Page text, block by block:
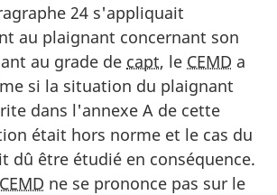
24 s'appliquait
au plaignant concernant son
au grade de capt, le CEMD a
si la situation du plaignant
dans l'annexe A de cette
était hors norme et le cas du
dû être étudié en conséquence.
CEMD ne se prononce pas sur le